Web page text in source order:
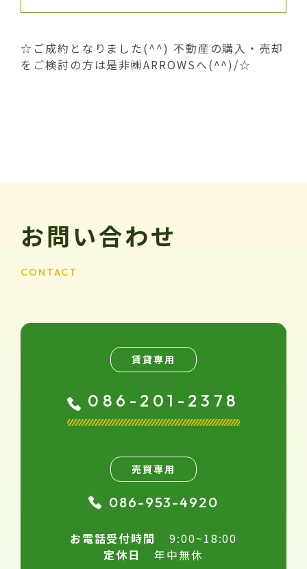
☆ご成約となりました(^^) 不動産の購入・売却
をご検討の方は是非㈱ARROWSへ(^^)/☆
お問い合わせ
CONTACT
賃貸専用
086-201-2378
売買専用
086-953-4920
お電話受付時間
9:00~18:00
定休日
年中無休